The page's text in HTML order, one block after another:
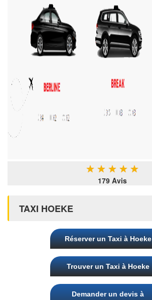
★ ★ ★ ★ ★
179 Avis
TAXI HOEKE
Réserver un Taxi à Hoeke
Trouver un Taxi à Hoeke
Demander un devis à